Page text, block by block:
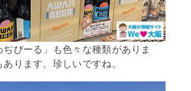
びーる」も色々な種類がありま
ります。珍しいですね。